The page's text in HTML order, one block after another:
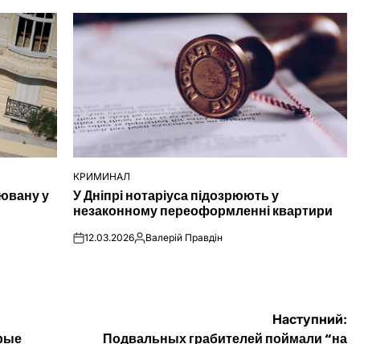
у
ОПУБЛІКУВАТИ
У
КРИМИНАЛ
У Дніпрі нотаріуса підозрюють у
незаконному переоформленні квартири
on12.03.2026Опубліковано
Валерій Правдін
Наступний:
Подвальных грабителей поймали “на